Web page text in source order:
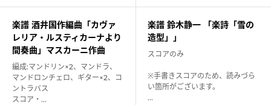
価
格
楽譜 酒井国作編曲「カヴァ
レリア・ルスティカーナより
間奏曲」マスカーニ作曲
編成:マンドリン×2、マンドラ、
マンドロンチェロ、ギター×2、コ
ントラバス
スコア・...
楽譜 鈴木静一 「楽詩「雪の
造型」」
スコアのみ
※手書きスコアのため、読みづら
い箇所がございます。
...